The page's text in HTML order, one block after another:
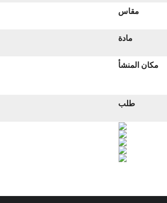
مقاس
مادة
مكان المنشأ
طلب